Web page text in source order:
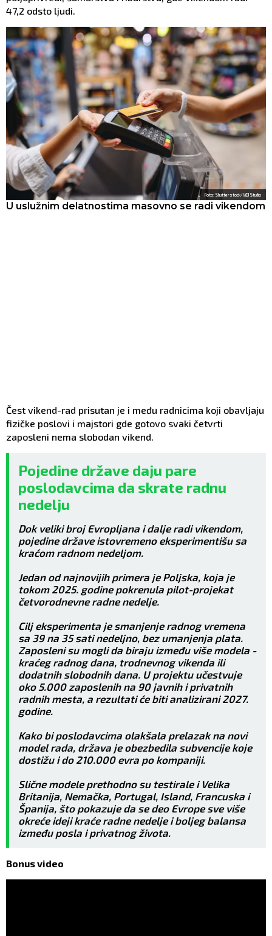
47,2 odsto ljudi.
Foto: Shutterstock/ViDI Studio
U uslužnim delatnostima masovno se radi vikendom
Čest vikend-rad prisutan je i među radnicima koji obavljaju
fizičke poslovi i majstori gde gotovo svaki četvrti
zaposleni nema slobodan vikend.
Pojedine države daju pare
poslodavcima da skrate radnu
nedelju
Dok veliki broj Evropljana i dalje radi vikendom,
pojedine države istovremeno eksperimentišu sa
kraćom radnom nedeljom.
Jedan od najnovijih primera je Poljska, koja je
tokom 2025. godine pokrenula pilot-projekat
četvorodnevne radne nedelje.
Cilj eksperimenta je smanjenje radnog vremena
sa 39 na 35 sati nedeljno, bez umanjenja plata.
Zaposleni su mogli da biraju između više modela -
kraćeg radnog dana, trodnevnog vikenda ili
dodatnih slobodnih dana. U projektu učestvuje
oko 5.000 zaposlenih na 90 javnih i privatnih
radnih mesta, a rezultati će biti analizirani 2027.
godine.
Kako bi poslodavcima olakšala prelazak na novi
model rada, država je obezbedila subvencije koje
dostižu i do 210.000 evra po kompaniji.
Slične modele prethodno su testirale i Velika
Britanija, Nemačka, Portugal, Island, Francuska i
Španija, što pokazuje da se deo Evrope sve više
okreće ideji kraće radne nedelje i boljeg balansa
između posla i privatnog života.
Bonus video